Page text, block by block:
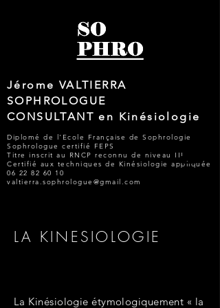
Jérome VALTIERRA
SOPHROLOGUE
CONSULTANT en Kinésiologie
Diplomé de l'Ecole Française de Sophrologie
Sophrologue certifié FEPS
Titre inscrit au RNCP reconnu de niveau III
Certifié aux techniques de Kinésiologie appliquée
06 22 82 60 10
valtierra.sophrologue@gmail.com
LA KINESIOLOGIE
La Kinésiologie étymologiquement « la